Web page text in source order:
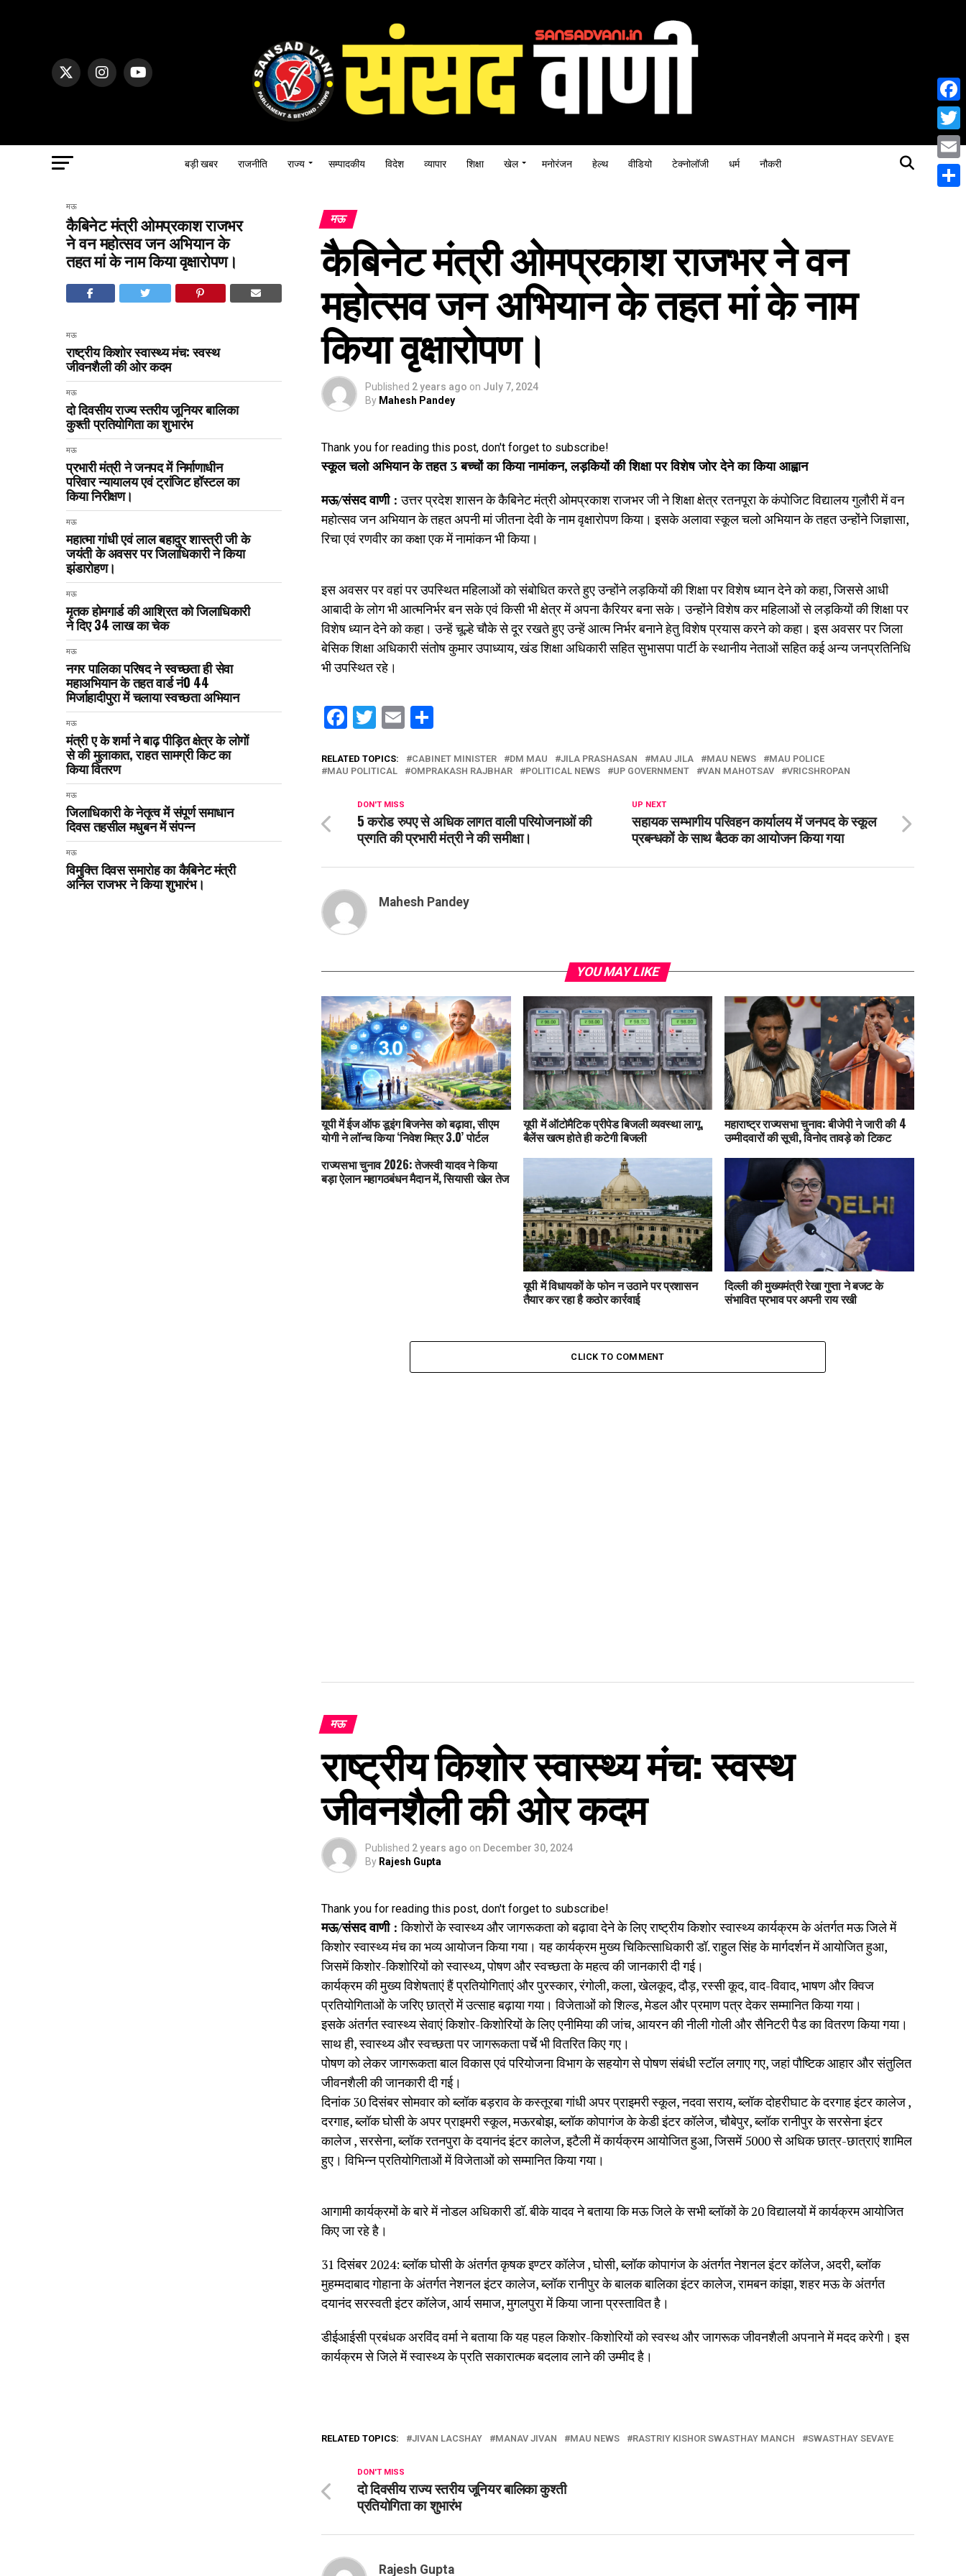
बड़ी खबर राजनीति राज्य सम्पादकीय विदेश व्यापार शिक्षा खेल मनोरंजन हेल्थ वीडियो टेक्नोलॉजी धर्म नौकरी
मऊ
कैबिनेट मंत्री ओमप्रकाश राजभर
ने वन महोत्सव जन अभियान के
तहत मां के नाम किया वृक्षारोपण।
मऊ
राष्ट्रीय किशोर स्वास्थ्य मंच: स्वस्थ
जीवनशैली की ओर कदम
मऊ
दो दिवसीय राज्य स्तरीय जूनियर बालिका
कुश्ती प्रतियोगिता का शुभारंभ
मऊ
प्रभारी मंत्री ने जनपद में निर्माणाधीन
परिवार न्यायालय एवं ट्रांजिट हॉस्टल का
किया निरीक्षण।
मऊ
महात्मा गांधी एवं लाल बहादुर शास्त्री जी के
जयंती के अवसर पर जिलाधिकारी ने किया
झंडारोहण।
मऊ
मृतक होमगार्ड की आश्रित को जिलाधिकारी
ने दिए 34 लाख का चेक
मऊ
नगर पालिका परिषद ने स्वच्छता ही सेवा
महाअभियान के तहत वार्ड नं0 44
मिर्जाहादीपुरा में चलाया स्वच्छता अभियान
मऊ
मंत्री ए के शर्मा ने बाढ़ पीड़ित क्षेत्र के लोगों
से की मुलाकात, राहत सामग्री किट का
किया वितरण
मऊ
जिलाधिकारी के नेतृत्व में संपूर्ण समाधान
दिवस तहसील मधुबन में संपन्न
मऊ
विमुक्ति दिवस समारोह का कैबिनेट मंत्री
अनिल राजभर ने किया शुभारंभ।
मऊ
कैबिनेट मंत्री ओमप्रकाश राजभर ने वन
महोत्सव जन अभियान के तहत मां के नाम
किया वृक्षारोपण।
Published 2 years ago on July 7, 2024
By Mahesh Pandey
Thank you for reading this post, don't forget to subscribe!
स्कूल चलो अभियान के तहत 3 बच्चों का किया नामांकन, लड़कियों की शिक्षा पर विशेष जोर देने का किया आह्वान
मऊ/संसद वाणी :उत्तर प्रदेश शासन के कैबिनेट मंत्री ओमप्रकाश राजभर जी ने शिक्षा क्षेत्र रतनपूरा के कंपोजिट विद्यालय गुलौरी में वन
महोत्सव जन अभियान के तहत अपनी मां जीतना देवी के नाम वृक्षारोपण किया। इसके अलावा स्कूल चलो अभियान के तहत उन्होंने जिज्ञासा,
रिचा एवं रणवीर का कक्षा एक में नामांकन भी किया।
इस अवसर पर वहां पर उपस्थित महिलाओं को संबोधित करते हुए उन्होंने लड़कियों की शिक्षा पर विशेष ध्यान देने को कहा, जिससे आधी
आबादी के लोग भी आत्मनिर्भर बन सके एवं किसी भी क्षेत्र में अपना कैरियर बना सके। उन्होंने विशेष कर महिलाओं से लड़कियों की शिक्षा पर
विशेष ध्यान देने को कहा। उन्हें चूल्हे चौके से दूर रखते हुए उन्हें आत्म निर्भर बनाने हेतु विशेष प्रयास करने को कहा। इस अवसर पर जिला
बेसिक शिक्षा अधिकारी संतोष कुमार उपाध्याय, खंड शिक्षा अधिकारी सहित सुभासपा पार्टी के स्थानीय नेताओं सहित कई अन्य जनप्रतिनिधि
भी उपस्थित रहे।
Facebook
Twitter
Email
RELATED TOPICS: CABINET MINISTER DM MAU JILA PRASHASAN MAU JILA MAU NEWS
MAU POLICE
MAU POLITICAL
OMPRAKASH RAJBHAR POLITICAL NEWS UP GOVERNMENT VAN MAHOTSAV VRICSHROPAN
UP NEXT
सहायक सम्भागीय परिवहन कार्यालय में जनपद के स्कूल
प्रबन्धकों के साथ बैठक का आयोजन किया गया
DON'T MISS
5 करोड रुपए से अधिक लागत वाली परियोजनाओं की
प्रगति की प्रभारी मंत्री ने की समीक्षा।
Mahesh Pandey
YOU MAY LIKE
यूपी में ईज ऑफ डूइंग बिजनेस को बढ़ावा, सीएम
योगी ने लॉन्च किया ‘निवेश मित्र 3.0’ पोर्टल
यूपी में ऑटोमैटिक प्रीपेड बिजली व्यवस्था लागू,
बैलेंस खत्म होते ही कटेगी बिजली
महाराष्ट्र राज्यसभा चुनाव: बीजेपी ने जारी की 4
उम्मीदवारों की सूची, विनोद तावड़े को टिकट
राज्यसभा चुनाव 2026: तेजस्वी यादव ने किया
बड़ा ऐलान महागठबंधन मैदान में, सियासी खेल तेज
यूपी में विधायकों के फोन न उठाने पर प्रशासन
तैयार कर रहा है कठोर कार्रवाई
दिल्ली की मुख्यमंत्री रेखा गुप्ता ने बजट के
संभावित प्रभाव पर अपनी राय रखी
CLICK TO COMMENT
मऊ
राष्ट्रीय किशोर स्वास्थ्य मंच: स्वस्थ
जीवनशैली की ओर कदम
Published 2 years ago on December 30, 2024
By Rajesh Gupta
Thank you for reading this post, don't forget to subscribe!
मऊ/संसद वाणी :किशोरों के स्वास्थ्य और जागरूकता को बढ़ावा देने के लिए राष्ट्रीय किशोर स्वास्थ्य कार्यक्रम के अंतर्गत मऊ जिले में
किशोर स्वास्थ्य मंच का भव्य आयोजन किया गया। यह कार्यक्रम मुख्य चिकित्साधिकारी डॉ. राहुल सिंह के मार्गदर्शन में आयोजित हुआ,
जिसमें किशोर-किशोरियों को स्वास्थ्य, पोषण और स्वच्छता के महत्व की जानकारी दी गई।
कार्यक्रम की मुख्य विशेषताएं हैं प्रतियोगिताएं और पुरस्कार, रंगोली, कला, खेलकूद, दौड़, रस्सी कूद, वाद-विवाद, भाषण और क्विज
प्रतियोगिताओं के जरिए छात्रों में उत्साह बढ़ाया गया। विजेताओं को शिल्ड, मेडल और प्रमाण पत्र देकर सम्मानित किया गया।
इसके अंतर्गत स्वास्थ्य सेवाएं किशोर-किशोरियों के लिए एनीमिया की जांच, आयरन की नीली गोली और सैनिटरी पैड का वितरण किया गया।
साथ ही, स्वास्थ्य और स्वच्छता पर जागरूकता पर्चे भी वितरित किए गए।
पोषण को लेकर जागरूकता बाल विकास एवं परियोजना विभाग के सहयोग से पोषण संबंधी स्टॉल लगाए गए, जहां पौष्टिक आहार और संतुलित
जीवनशैली की जानकारी दी गई।
दिनांक 30 दिसंबर सोमवार को ब्लॉक बड़राव के कस्तूरबा गांधी अपर प्राइमरी स्कूल, नदवा सराय, ब्लॉक दोहरीघाट के दरगाह इंटर कालेज ,
दरगाह, ब्लॉक घोसी के अपर प्राइमरी स्कूल, मऊरबोझ, ब्लॉक कोपागंज के केडी इंटर कॉलेज, चौबेपुर, ब्लॉक रानीपुर के सरसेना इंटर
कालेज , सरसेना, ब्लॉक रतनपुरा के दयानंद इंटर कालेज, इटैली में कार्यक्रम आयोजित हुआ, जिसमें 5000 से अधिक छात्र-छात्राएं शामिल
हुए। विभिन्न प्रतियोगिताओं में विजेताओं को सम्मानित किया गया।
आगामी कार्यक्रमों के बारे में नोडल अधिकारी डॉ. बीके यादव ने बताया कि मऊ जिले के सभी ब्लॉकों के 20 विद्यालयों में कार्यक्रम आयोजित
किए जा रहे है।
31 दिसंबर 2024: ब्लॉक घोसी के अंतर्गत कृषक इण्टर कॉलेज , घोसी, ब्लॉक कोपागंज के अंतर्गत नेशनल इंटर कॉलेज, अदरी, ब्लॉक
मुहम्मदाबाद गोहाना के अंतर्गत नेशनल इंटर कालेज, ब्लॉक रानीपुर के बालक बालिका इंटर कालेज, रामबन कांझा, शहर मऊ के अंतर्गत
दयानंद सरस्वती इंटर कॉलेज, आर्य समाज, मुगलपुरा में किया जाना प्रस्तावित है।
डीईआईसी प्रबंधक अरविंद वर्मा ने बताया कि यह पहल किशोर-किशोरियों को स्वस्थ और जागरूक जीवनशैली अपनाने में मदद करेगी। इस
कार्यक्रम से जिले में स्वास्थ्य के प्रति सकारात्मक बदलाव लाने की उम्मीद है।
RELATED TOPICS: JIVAN LACSHAY MANAV JIVAN MAU NEWS RASTRIY KISHOR SWASTHAY MANCH SWASTHAY SEVAYE
DON'T MISS
दो दिवसीय राज्य स्तरीय जूनियर बालिका कुश्ती
प्रतियोगिता का शुभारंभ
Rajesh Gupta
Email